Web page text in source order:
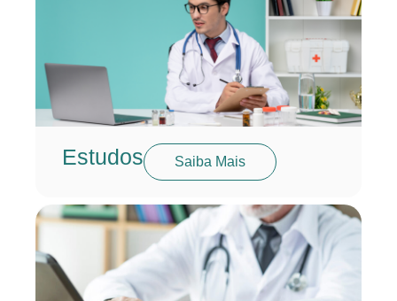
Estudos Saiba Mais